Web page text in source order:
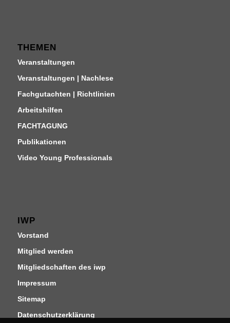
THEMEN
Veranstaltungen
Veranstaltungen | Nachlese
Fachgutachten | Richtlinien
Arbeitshilfen
FACHTAGUNG
Publikationen
Video Young Professionals
IWP
Vorstand
Mitglied werden
Mitgliedschaften des iwp
Impressum
Sitemap
Datenschutzerklärung